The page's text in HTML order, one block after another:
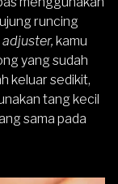
runcing
kamu
yang sudah
keluar sedikit,
tang kecil
sama pada